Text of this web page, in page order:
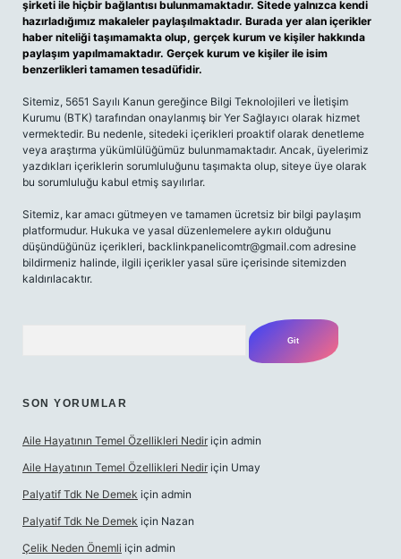
şirketi ile hiçbir bağlantısı bulunmamaktadır. Sitede yalnızca kendi
hazırladığımız makaleler paylaşılmaktadır. Burada yer alan içerikler
haber niteliği taşımamakta olup, gerçek kurum ve kişiler hakkında
paylaşım yapılmamaktadır. Gerçek kurum ve kişiler ile isim
benzerlikleri tamamen tesadüfidir.
Sitemiz, 5651 Sayılı Kanun gereğince Bilgi Teknolojileri ve İletişim
Kurumu (BTK) tarafından onaylanmış bir Yer Sağlayıcı olarak hizmet
vermektedir. Bu nedenle, sitedeki içerikleri proaktif olarak denetleme
veya araştırma yükümlülüğümüz bulunmamaktadır. Ancak, üyelerimiz
yazdıkları içeriklerin sorumluluğunu taşımakta olup, siteye üye olarak
bu sorumluluğu kabul etmiş sayılırlar.
Sitemiz, kar amacı gütmeyen ve tamamen ücretsiz bir bilgi paylaşım
platformudur. Hukuka ve yasal düzenlemelere aykırı olduğunu
düşündüğünüz içerikleri, backlinkpanelicomtr@gmail.com adresine
bildirmeniz halinde, ilgili içerikler yasal süre içerisinde sitemizden
kaldırılacaktır.
SON YORUMLAR
Aile Hayatının Temel Özellikleri Nedir için admin
Aile Hayatının Temel Özellikleri Nedir için Umay
Palyatif Tdk Ne Demek için admin
Palyatif Tdk Ne Demek için Nazan
Çelik Neden Önemli için admin